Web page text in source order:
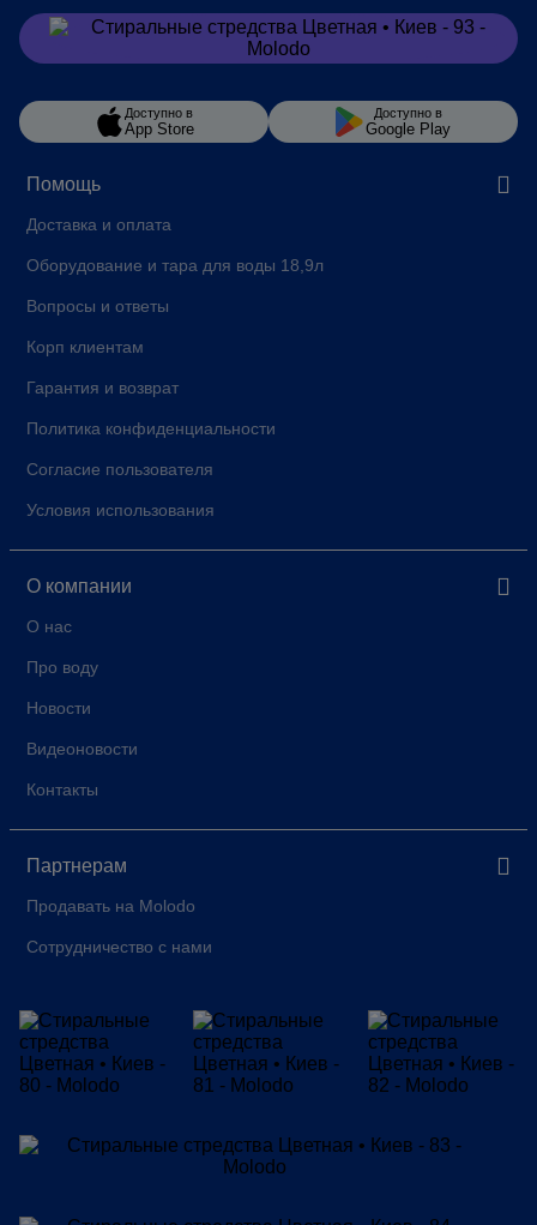
Помощь
Доставка и оплата
Оборудование и тара для воды 18,9л
Вопросы и ответы
Корп клиентам
Гарантия и возврат
Политика конфиденциальности
Согласие пользователя
Условия использования
О компании
О нас
Про воду
Новости
Видеоновости
Контакты
Партнерам
Продавать на Molodo
Сотрудничество с нами
Заказатьв Viber
Доступно в
App Store
Доступно в
Google Play